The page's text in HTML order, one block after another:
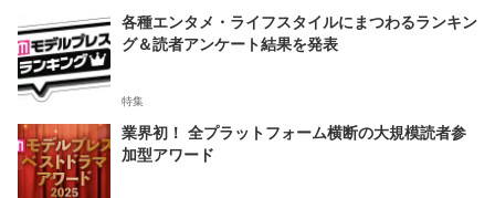
各種エンタメ・ライフスタイルにまつわるランキン
グ＆読者アンケート結果を発表
特集
業界初！ 全プラットフォーム横断の大規模読者参
加型アワード